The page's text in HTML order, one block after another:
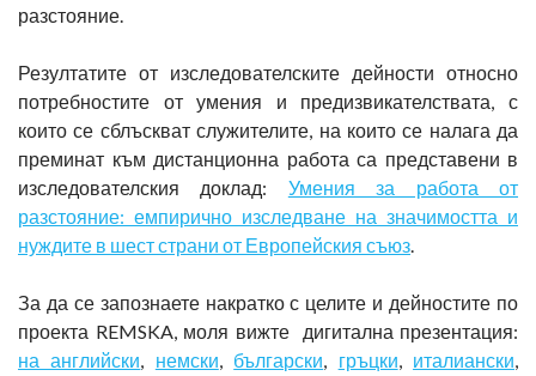
разстояние.
Резултатите от изследователските дейности относно
потребностите от умения и предизвикателствата, с
които се сблъскват служителите, на които се налага да
преминат към дистанционна работа са представени в
изследователския доклад: Умения за работа от
разстояние: емпирично изследване на значимостта и
нуждите в шест страни от Европейския съюз.
За да се запознаете накратко с целите и дейностите по
проекта REMSKA, моля вижте дигитална презентация:
на английски, немски, български, гръцки, италиански,